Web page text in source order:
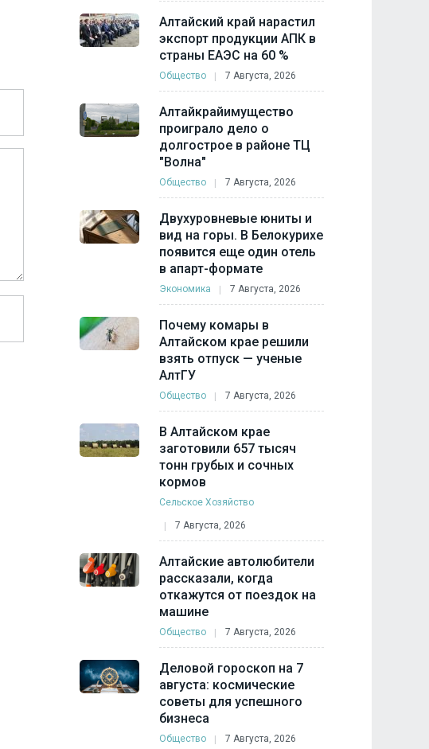
Алтайский край нарастил
экспорт продукции АПК в
страны ЕАЭС на 60 %
Общество 7 Августа, 2026
Алтайкрайимущество
проиграло дело о
долгострое в районе ТЦ
"Волна"
Общество 7 Августа, 2026
Двухуровневые юниты и
вид на горы. В Белокурихе
появится еще один отель
в апарт-формате
Экономика 7 Августа, 2026
Почему комары в
Алтайском крае решили
взять отпуск — ученые
АлтГУ
Общество 7 Августа, 2026
В Алтайском крае
заготовили 657 тысяч
тонн грубых и сочных
кормов
Сельское Хозяйство
7 Августа, 2026
Алтайские автолюбители
рассказали, когда
откажутся от поездок на
машине
Общество 7 Августа, 2026
Деловой гороскоп на 7
августа: космические
советы для успешного
бизнеса
Общество 7 Августа, 2026